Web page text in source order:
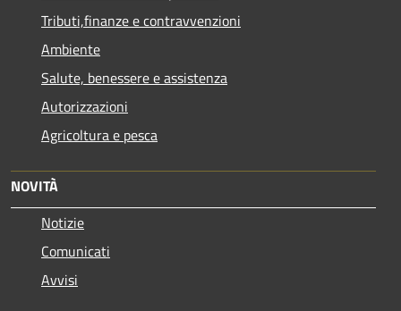
Tributi,finanze e contravvenzioni
Ambiente
Salute, benessere e assistenza
Autorizzazioni
Agricoltura e pesca
NOVITÀ
Notizie
Comunicati
Avvisi